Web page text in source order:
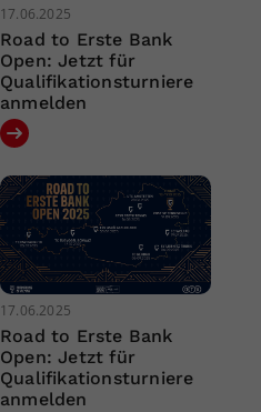
17.06.2025
Road to Erste Bank
Open: Jetzt für
Qualifikationsturniere
anmelden
17.06.2025
Road to Erste Bank
Open: Jetzt für
Qualifikationsturniere
anmelden